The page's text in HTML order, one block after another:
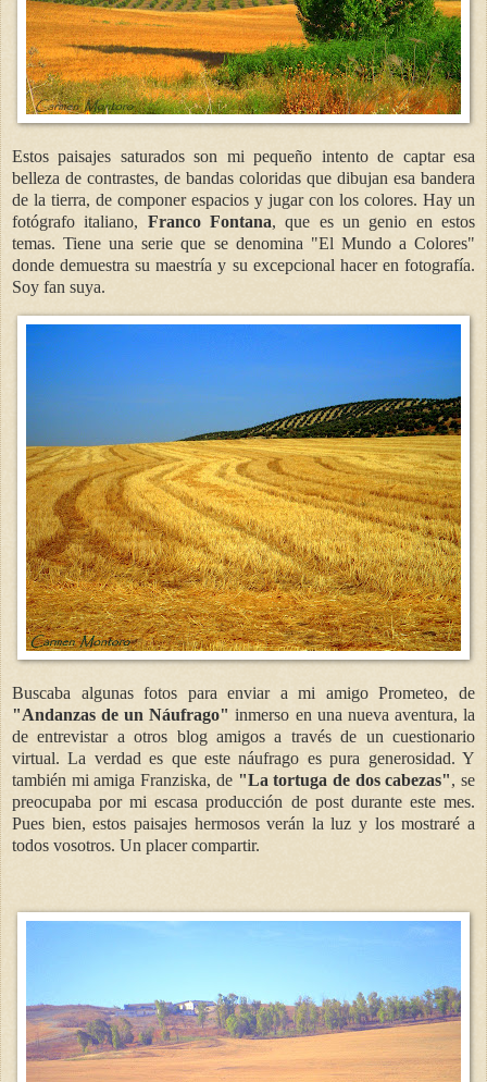
Estos paisajes saturados son mi pequeño intento de captar esa
belleza de contrastes, de bandas coloridas que dibujan esa bandera
de la tierra, de componer espacios y jugar con los colores. Hay un
fotógrafo italiano, Franco Fontana, que es un genio en estos
temas. Tiene una serie que se denomina "El Mundo a Colores"
donde demuestra su maestría y su excepcional hacer en fotografía.
Soy fan suya.
Buscaba algunas fotos para enviar a mi amigo Prometeo, de
"Andanzas de un Náufrago"inmerso en una nueva aventura, la
de entrevistar a otros blog amigos a través de un cuestionario
virtual. La verdad es que este náufrago es pura generosidad. Y
también mi amiga Franziska, de "La tortuga de dos cabezas", se
preocupaba por mi escasa producción de post durante este mes.
Pues bien, estos paisajes hermosos verán la luz y los mostraré a
todos vosotros. Un placer compartir.